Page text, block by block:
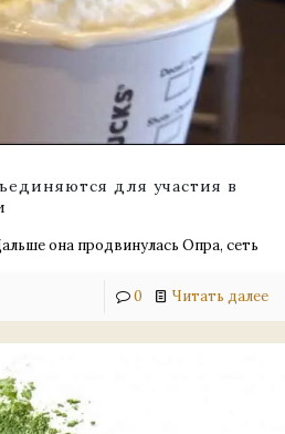
для участия в
она продвинулась Oпра, сеть
0 Читать далее